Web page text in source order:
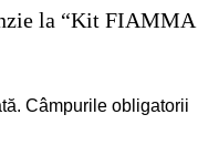
la “Kit FIAMMA
Câmpurile obligatorii